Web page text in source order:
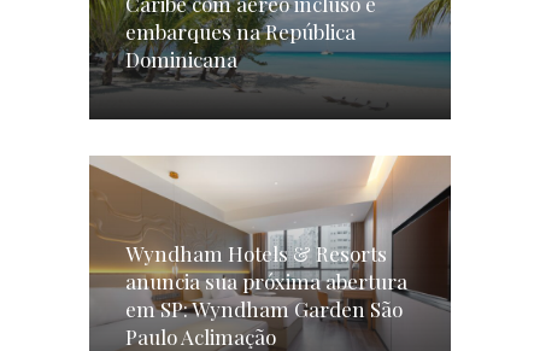
embarques na República
Dominicana
Wyndham Hotels & Resorts
anuncia sua próxima abertura
em SP: Wyndham Garden São
Paulo Aclimação